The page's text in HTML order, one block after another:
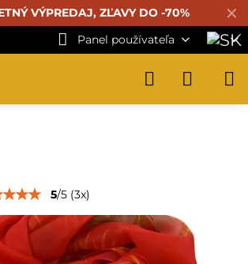
✕
VÝPREDAJ, ZĽAVY DO -70%
Panel používateľa
5/5 (3x)